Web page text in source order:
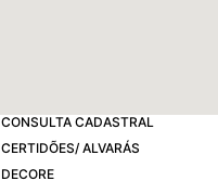
CONSULTA CADASTRAL
CERTIDÕES/ ALVARÁS
DECORE